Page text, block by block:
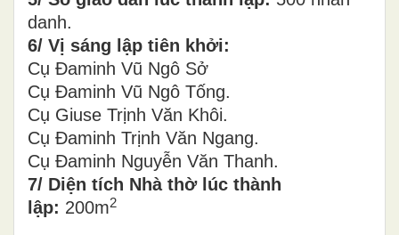
danh.
6/ Vị sáng lập tiên khởi:
Cụ Đaminh Vũ Ngô Sở
Cụ Đaminh Vũ Ngô Tống.
Cụ Giuse Trịnh Văn Khôi.
Cụ Đaminh Trịnh Văn Ngang.
Cụ Đaminh Nguyễn Văn Thanh.
7/ Diện tích Nhà thờ lúc thành
lập: 200m2